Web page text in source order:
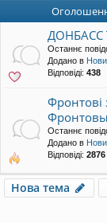
ДОНБАСС
Останнє
Додано в
Відповіді: 438
Фронтові
Останнє
Додано в
Відповіді: 2876
Нова тема